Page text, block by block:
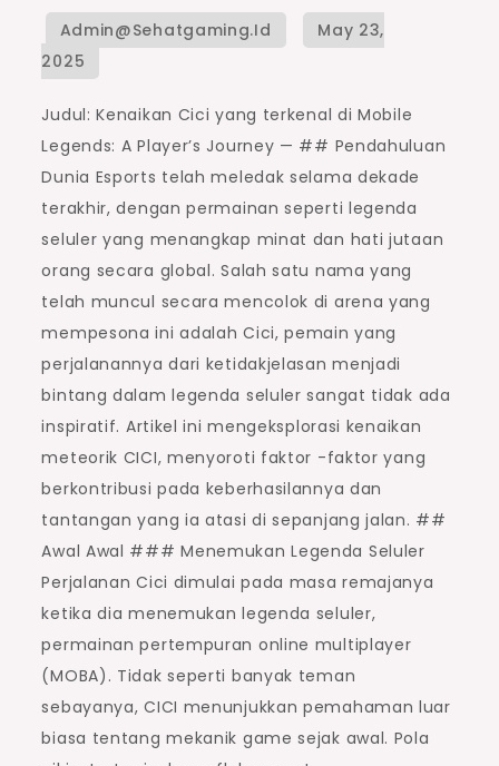
Judul: Kenaikan Cici yang terkenal di Mobile
Legends: A Player’s Journey — ## Pendahuluan
Dunia Esports telah meledak selama dekade
terakhir, dengan permainan seperti legenda
seluler yang menangkap minat dan hati jutaan
orang secara global. Salah satu nama yang
telah muncul secara mencolok di arena yang
mempesona ini adalah Cici, pemain yang
perjalanannya dari ketidakjelasan menjadi
bintang dalam legenda seluler sangat tidak ada
inspiratif. Artikel ini mengeksplorasi kenaikan
meteorik CICI, menyoroti faktor -faktor yang
berkontribusi pada keberhasilannya dan
tantangan yang ia atasi di sepanjang jalan. ##
Awal Awal ### Menemukan Legenda Seluler
Perjalanan Cici dimulai pada masa remajanya
ketika dia menemukan legenda seluler,
permainan pertempuran online multiplayer
(MOBA). Tidak seperti banyak teman
sebayanya, CICI menunjukkan pemahaman luar
biasa tentang mekanik game sejak awal. Pola